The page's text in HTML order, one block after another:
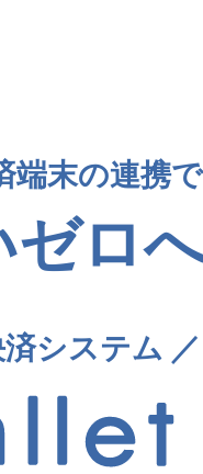
端末の連携で
ロ
システム ／